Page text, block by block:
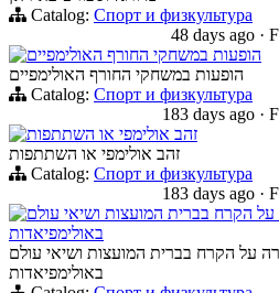
Catalog: Спорт и физкультура
48 days ago ·
הופעות במשחקי החורף האולימפיים
הופעות במשחקי החורף האולימפיים
Catalog: Спорт и физкультура
183 days ago ·
זהב אולימפי או השתתפות
זהב אולימפי או השתתפות
Catalog: Спорт и физкультура
183 days ago ·
הקרח בברית המועצות ושיאי עולם
באולימפיאדות
על הקרח בברית המועצות ושיאי עולם
באולימפיאדות